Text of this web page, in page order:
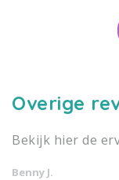
Overige
Bekijk hier de
Benny J.